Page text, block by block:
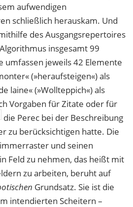
aufwendigen
schließlich herauskam. Und
des Ausgangsrepertoires
insgesamt 99
umfassen jeweils 42 Elemente
(»heraufsteigen«) als
laine« (»Wollteppich«) als
Vorgaben für Zitate oder für
die Perec bei der Beschreibung
zu berücksichtigen hatte. Die
und seinen
Feld zu nehmen, das heißt mit
zu arbeiten, beruht auf
Grundsatz. Sie ist die
intendierten Scheitern –